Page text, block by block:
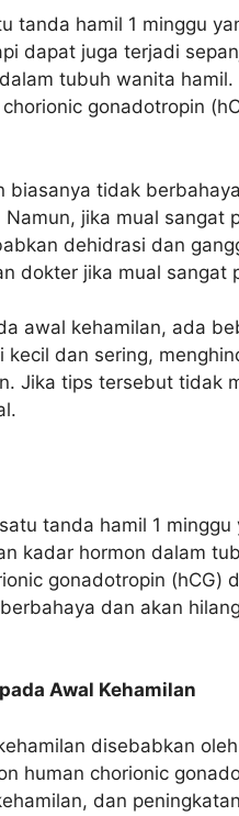
tanda hamil 1 minggu
dapat juga terjadi
tubuh wanita
gonadotropin
biasanya tidak
jika mual sangat
dehidrasi dan
dokter jika mual sangat
awal kehamilan, ada
kecil dan sering,
Jika tips tersebut tidak
tanda hamil 1
kadar hormon dalam
gonadotropin (hCG)
dan akan
Awal Kehamilan
disebabkan
human chorionic
dan